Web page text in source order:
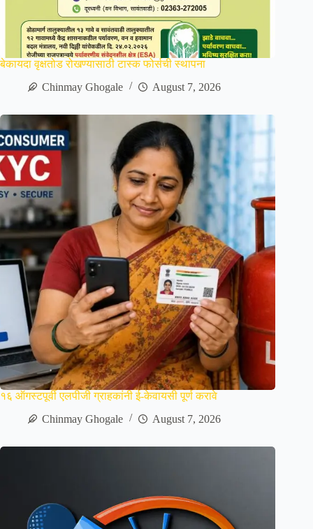
बेकायदा वृक्षतोड रोखण्यासाठी टास्क फोर्सची स्थापना
Chinmay Ghogale
August 7, 2026
१६ ऑगस्टपूर्वी एलपीजी ग्राहकांनी ई-केवायसी पूर्ण करावे
Chinmay Ghogale
August 7, 2026